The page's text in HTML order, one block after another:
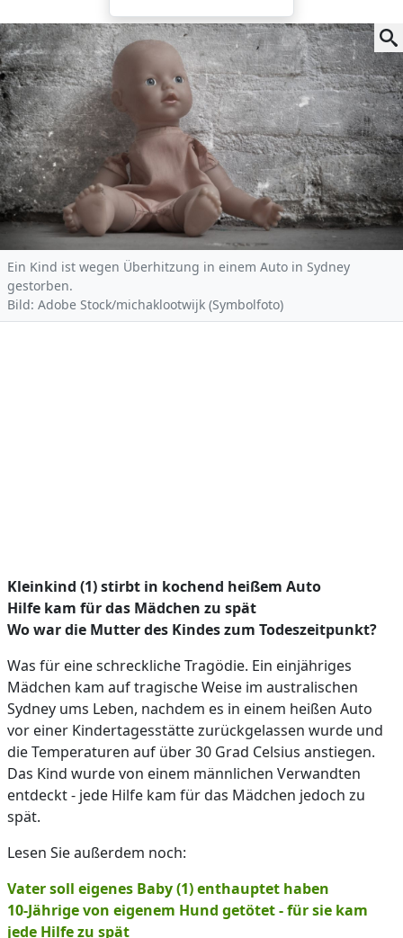
Ein Kind ist wegen Überhitzung in einem Auto in Sydney
gestorben.
Bild: Adobe Stock/michaklootwijk (Symbolfoto)
Kleinkind (1) stirbt in kochend heißem Auto
Hilfe kam für das Mädchen zu spät
Wo war die Mutter des Kindes zum Todeszeitpunkt?
Was für eine schreckliche Tragödie. Ein einjähriges
Mädchen kam auf tragische Weise im australischen
Sydney ums Leben, nachdem es in einem heißen Auto
vor einer Kindertagesstätte zurückgelassen wurde und
die Temperaturen auf über 30 Grad Celsius anstiegen.
Das Kind wurde von einem männlichen Verwandten
entdeckt - jede Hilfe kam für das Mädchen jedoch zu
spät.
Lesen Sie außerdem noch:
Vater soll eigenes Baby (1) enthauptet haben
10-Jährige von eigenem Hund getötet - für sie kam
jede Hilfe zu spät